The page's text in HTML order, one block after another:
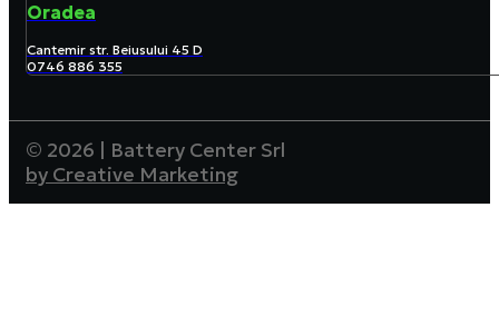
Oradea
Cantemir str. Beiusului 45 D
0746 886 355
© 2026 | Battery Center Srl
by Creative Marketing